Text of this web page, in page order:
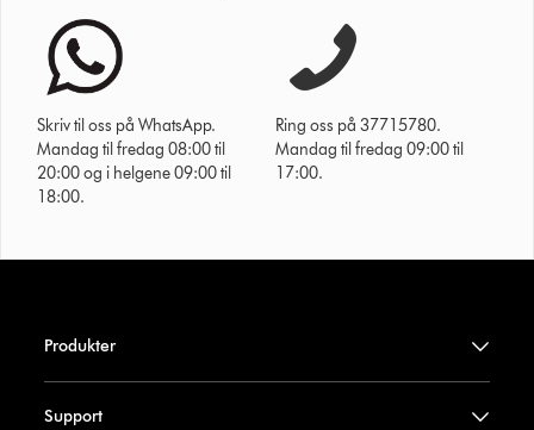
Skriv til oss på WhatsApp.
Mandag til fredag 08:00 til
20:00 og i helgene 09:00 til
18:00.
Ring oss på 37715780.
Mandag til fredag 09:00 til
17:00.
Produkter
Support